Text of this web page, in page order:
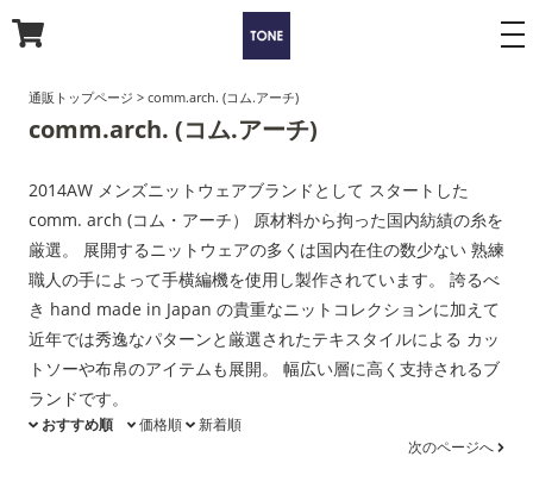
通販トップページ > comm.arch. (コム.アーチ)
comm.arch. (コム.アーチ)
2014AW メンズニットウェアブランドとして スタートした
comm. arch (コム・アーチ） 原材料から拘った国内紡績の糸を
厳選。 展開するニットウェアの多くは国内在住の数少ない 熟練
職人の手によって手横編機を使用し製作されています。 誇るべ
き hand made in Japan の貴重なニットコレクションに加えて
近年では秀逸なパターンと厳選されたテキスタイルによる カッ
トソーや布帛のアイテムも展開。 幅広い層に高く支持されるブ
ランドです。
おすすめ順 価格順
新着順
次のページへ